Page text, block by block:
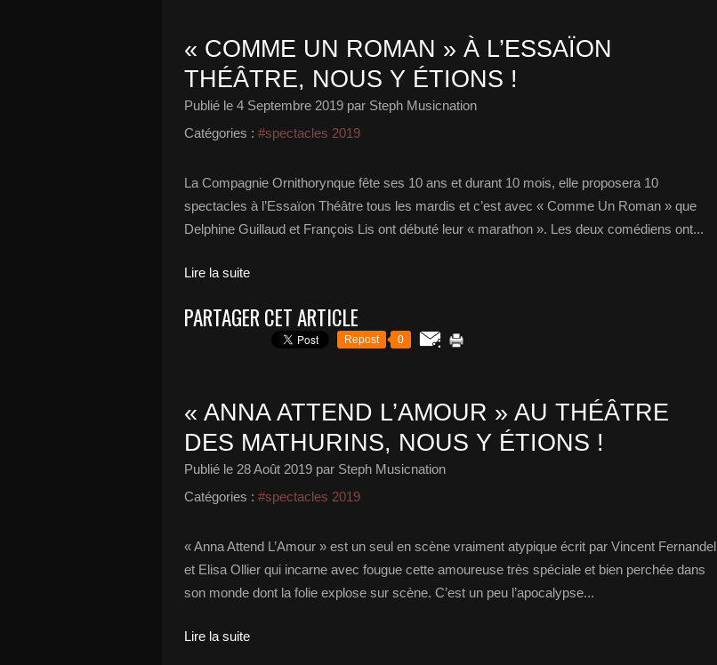
« COMME UN ROMAN » À L’ESSAÏON
THÉÂTRE, NOUS Y ÉTIONS !
Publié le 4 Septembre 2019 par Steph Musicnation
Catégories : #spectacles 2019
La Compagnie Ornithorynque fête ses 10 ans et durant 10 mois, elle proposera 10
spectacles à l’Essaïon Théâtre tous les mardis et c’est avec « Comme Un Roman » que
Delphine Guillaud et François Lis ont débuté leur « marathon ». Les deux comédiens ont...
Lire la suite
PARTAGER CET ARTICLE
Repost 0
« ANNA ATTEND L’AMOUR » AU THÉÂTRE
DES MATHURINS, NOUS Y ÉTIONS !
Publié le 28 Août 2019 par Steph Musicnation
Catégories : #spectacles 2019
« Anna Attend L’Amour » est un seul en scène vraiment atypique écrit par Vincent Fernandel
et Elisa Ollier qui incarne avec fougue cette amoureuse très spéciale et bien perchée dans
son monde dont la folie explose sur scène. C’est un peu l’apocalypse...
Lire la suite